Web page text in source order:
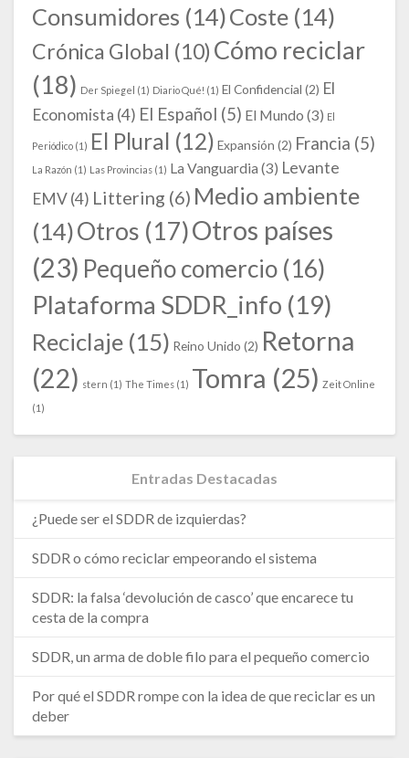
Consumidores (14)Coste (14)
Crónica Global (10) Cómo reciclar
(18) Der Spiegel (1) Diario Qué! (1) El Confidencial (2) El
Economista (4) El Español (5) El Mundo (3) El
Periódico (1) El Plural (12) Expansión (2) Francia (5)
La Razón (1) Las Provincias (1) La Vanguardia (3) Levante
EMV(4) Littering (6) Medio ambiente
(14)Otros (17)Otros países
(23) Pequeño comercio (16)
Plataforma SDDR_info (19)
Reciclaje (15) Reino Unido (2) Retorna
(22) stern (1) The Times (1) Tomra (25) Zeit Online
(1)
Entradas Destacadas
¿Puede ser el SDDR de izquierdas?
SDDR o cómo reciclar empeorando el sistema
SDDR: la falsa ‘devolución de casco’ que encarece tu
cesta de la compra
SDDR, un arma de doble filo para el pequeño comercio
Por qué el SDDR rompe con la idea de que reciclar es un
deber